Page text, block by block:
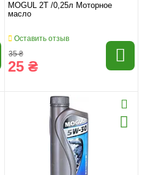
MOGUL 2T /0,25л Моторное
масло
Оставить отзыв
35 ₴
25 ₴